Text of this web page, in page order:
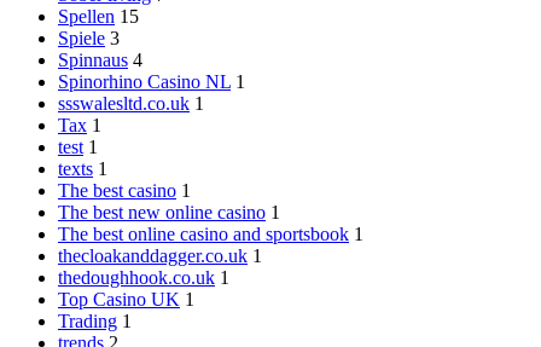
Spellen 15
Spiele 3
Spinnaus 4
Spinorhino Casino NL 1
ssswalesltd.co.uk 1
Tax 1
test 1
texts 1
The best casino 1
The best new online casino 1
The best online casino and sportsbook 1
thecloakanddagger.co.uk 1
thedoughhook.co.uk 1
Top Casino UK 1
Trading 1